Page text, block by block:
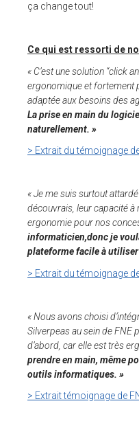
ça change tout!
Ce qui est ressorti de
« C’est une solution “click
ergonomique et fortement
adaptée aux besoins des
La prise en main du
naturellement. »
> Extrait du témoignage
« Je me suis surtout
découvrais, leur capacité
ergonomie pour nos
informaticien,donc je
plateforme facile à
> Extrait du témoignage
« Nous avons choisi
Silverpeas au sein de FNE
d’abord, car elle est très
prendre en main, même
outils informatiques. »
> Extrait témoignage de